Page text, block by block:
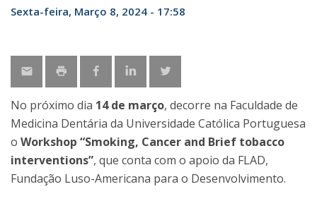
Sexta-feira, Março 8, 2024 - 17:58
No próximo dia 14 de março, decorre na Faculdade de
Medicina Dentária da Universidade Católica Portuguesa
o Workshop “Smoking, Cancer and Brief tobacco
interventions”, que conta com o apoio da FLAD,
Fundação Luso-Americana para o Desenvolvimento.